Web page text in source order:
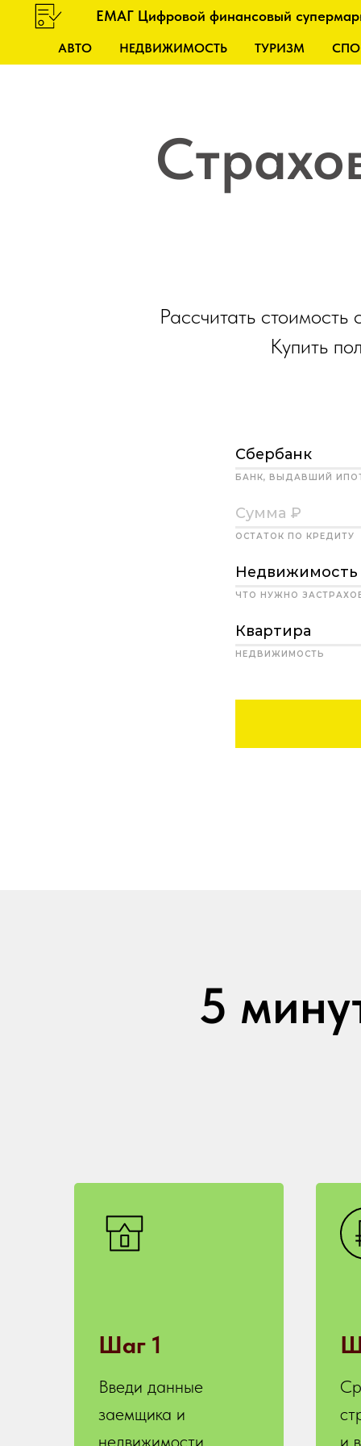
ЕМАГ Цифровой финансовый
АВТО НЕДВИЖИМОСТЬ ТУРИЗМ
Рассчитать стоимость
Купить
5
Шаг 1
Введи данные
заемщика и
недвижимости
и